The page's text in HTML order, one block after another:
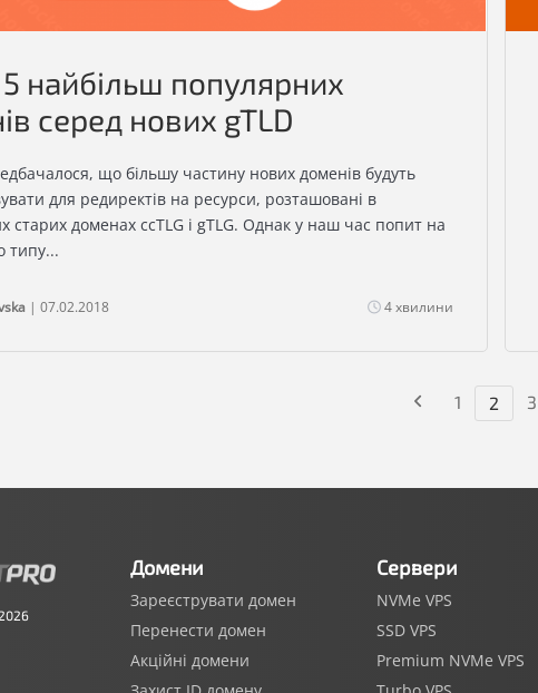
найбільш популярних
серед нових gTLD
що більшу частину нових доменів будуть
для редиректів на ресурси, розташовані в
старих доменах ccTLG і gTLG. Однак у наш час попит на
типу...
| 07.02.2018 4 хвилини
Попередня
1 2 3
Домени
Зареєструвати домен
Перенести домен
Акційні домени
Сервери
NVMe VPS
SSD VPS
Premium NVMe VPS